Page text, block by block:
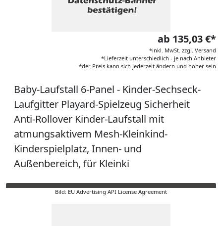
ab 135,03 €*
*inkl. MwSt. zzgl. Versand
*Lieferzeit unterschiedlich - je nach Anbieter
*der Preis kann sich jederzeit ändern und höher sein
Baby-Laufstall 6-Panel - Kinder-Sechseck-
Laufgitter Playard-Spielzeug Sicherheit
Anti-Rollover Kinder-Laufstall mit
atmungsaktivem Mesh-Kleinkind-
Kinderspielplatz, Innen- und
Außenbereich, für Kleinki
Bild: EU Advertising API License Agreement